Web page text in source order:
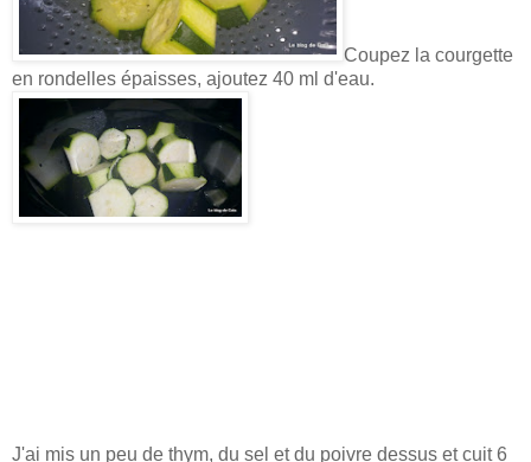
Coupez la courgette
en rondelles épaisses, ajoutez 40 ml d'eau.
J'ai mis un peu de thym, du sel et du poivre dessus et cuit 6